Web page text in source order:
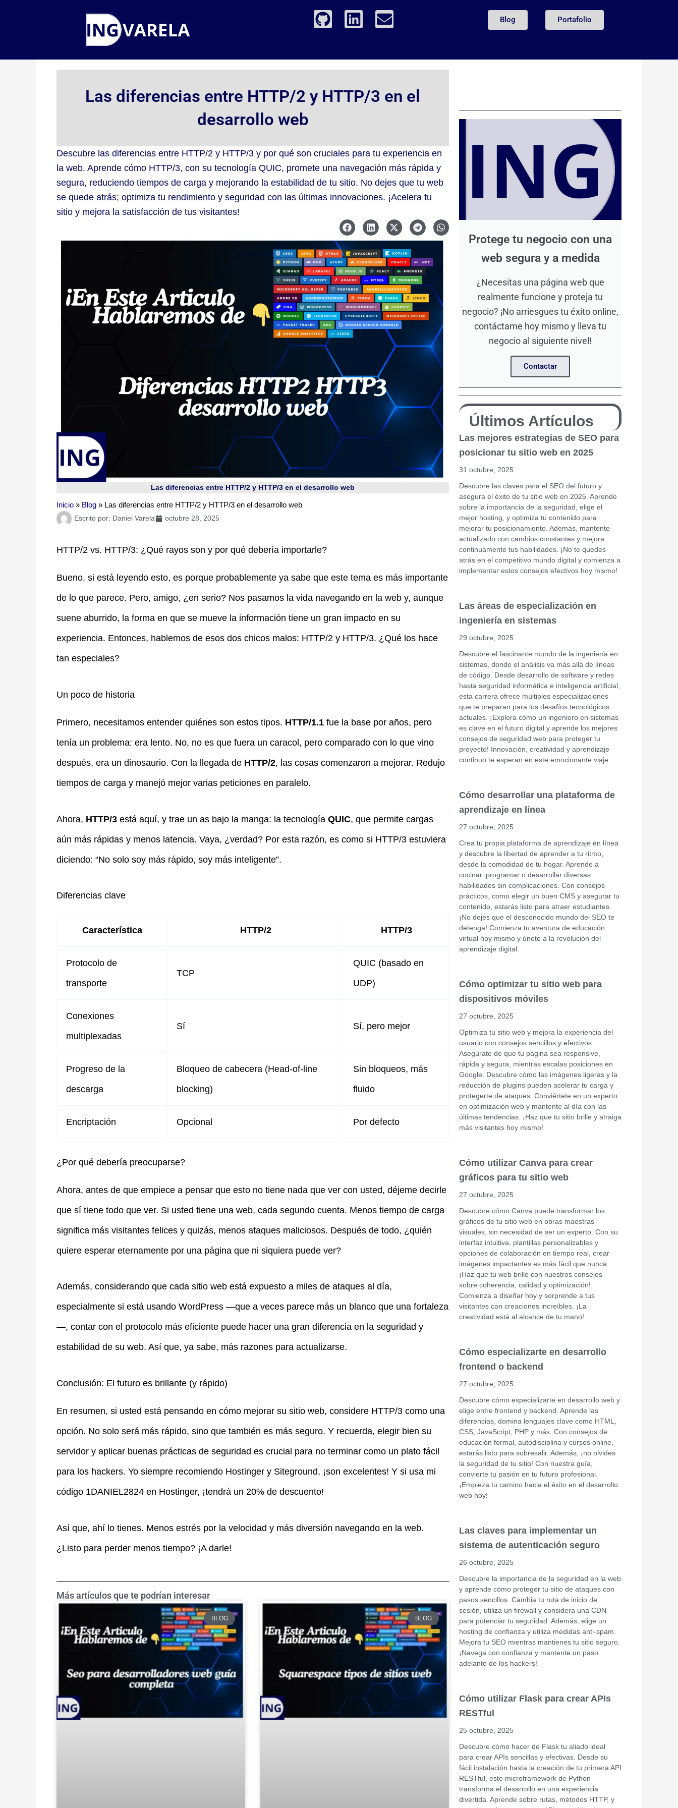
G
i
h
b
L
i
k
d
i
E
n
e
o
p
Blog Portafolio
Las diferencias entre HTTP/2 y HTTP/3 en el
desarrollo web
Descubre las diferencias entre HTTP/2 y HTTP/3 y por qué son cruciales para tu experiencia en
la web. Aprende cómo HTTP/3, con su tecnología QUIC, promete una navegación más rápida y
segura, reduciendo tiempos de carga y mejorando la estabilidad de tu sitio. No dejes que tu web
se quede atrás; optimiza tu rendimiento y seguridad con las últimas innovaciones. ¡Acelera tu
sitio y mejora la satisfacción de tus visitantes!
Las diferencias entre HTTP/2 y HTTP/3 en el desarrollo web
Inicio » Blog » Las diferencias entre HTTP/2 y HTTP/3 en el desarrollo web
Escrito por: Daniel Varela octubre 28, 2025
HTTP/2 vs. HTTP/3: ¿Qué rayos son y por qué debería importarle?
Bueno, si está leyendo esto, es porque probablemente ya sabe que este tema es más importante
de lo que parece. Pero, amigo, ¿en serio? Nos pasamos la vida navegando en la web y, aunque
suene aburrido, la forma en que se mueve la información tiene un gran impacto en su
experiencia. Entonces, hablemos de esos dos chicos malos: HTTP/2 y HTTP/3. ¿Qué los hace
tan especiales?
Un poco de historia
Primero, necesitamos entender quiénes son estos tipos. HTTP/1.1 fue la base por años, pero
tenía un problema: era lento. No, no es que fuera un caracol, pero comparado con lo que vino
después, era un dinosaurio. Con la llegada de HTTP/2, las cosas comenzaron a mejorar. Redujo
tiempos de carga y manejó mejor varias peticiones en paralelo.
Ahora, HTTP/3 está aquí, y trae un as bajo la manga: la tecnología QUIC, que permite cargas
aún más rápidas y menos latencia. Vaya, ¿verdad? Por esta razón, es como si HTTP/3 estuviera
diciendo: “No solo soy más rápido, soy más inteligente”.
Diferencias clave
Característica HTTP/2 HTTP/3
Protocolo de
transporte
TCP
QUIC (basado en
UDP)
Conexiones
multiplexadas
Sí Sí, pero mejor
Progreso de la
descarga
Bloqueo de cabecera (Head-of-line
blocking)
Sin bloqueos, más
fluido
Encriptación Opcional Por defecto
¿Por qué debería preocuparse?
Ahora, antes de que empiece a pensar que esto no tiene nada que ver con usted, déjeme decirle
que sí tiene todo que ver. Si usted tiene una web, cada segundo cuenta. Menos tiempo de carga
significa más visitantes felices y quizás, menos ataques maliciosos. Después de todo, ¿quién
quiere esperar eternamente por una página que ni siquiera puede ver?
Además, considerando que cada sitio web está expuesto a miles de ataques al día,
especialmente si está usando WordPress —que a veces parece más un blanco que una fortaleza
—, contar con el protocolo más eficiente puede hacer una gran diferencia en la seguridad y
estabilidad de su web. Así que, ya sabe, más razones para actualizarse.
Conclusión: El futuro es brillante (y rápido)
En resumen, si usted está pensando en cómo mejorar su sitio web, considere HTTP/3 como una
opción. No solo será más rápido, sino que también es más seguro. Y recuerda, elegir bien su
servidor y aplicar buenas prácticas de seguridad es crucial para no terminar como un plato fácil
para los hackers. Yo siempre recomiendo Hostinger y Siteground, ¡son excelentes! Y si usa mi
código 1DANIEL2824 en Hostinger, ¡tendrá un 20% de descuento!
Así que, ahí lo tienes. Menos estrés por la velocidad y más diversión navegando en la web.
¿Listo para perder menos tiempo? ¡A darle!
Más artículos que te podrían interesar
BLOG BLOG
Protege tu negocio con una
web segura y a medida
¿Necesitas una página web que
realmente funcione y proteja tu
negocio? ¡No arriesgues tu éxito online,
contáctame hoy mismo y lleva tu
negocio al siguiente nivel!
Contactar
Últimos Artículos
Las mejores estrategias de SEO para
posicionar tu sitio web en 2025
31 octubre, 2025
Descubre las claves para el SEO del futuro y
asegura el éxito de tu sitio web en 2025. Aprende
sobre la importancia de la seguridad, elige el
mejor hosting, y optimiza tu contenido para
mejorar tu posicionamiento. Además, mantente
actualizado con cambios constantes y mejora
continuamente tus habilidades. ¡No te quedes
atrás en el competitivo mundo digital y comienza a
implementar estos consejos efectivos hoy mismo!
Las áreas de especialización en
ingeniería en sistemas
29 octubre, 2025
Descubre el fascinante mundo de la ingeniería en
sistemas, donde el análisis va más allá de líneas
de código. Desde desarrollo de software y redes
hasta seguridad informática e inteligencia artificial,
esta carrera ofrece múltiples especializaciones
que te preparan para los desafíos tecnológicos
actuales. ¡Explora cómo un ingeniero en sistemas
es clave en el futuro digital y aprende los mejores
consejos de seguridad web para proteger tu
proyecto! Innovación, creatividad y aprendizaje
continuo te esperan en este emocionante viaje.
Cómo desarrollar una plataforma de
aprendizaje en línea
27 octubre, 2025
Crea tu propia plataforma de aprendizaje en línea
y descubre la libertad de aprender a tu ritmo,
desde la comodidad de tu hogar. Aprende a
cocinar, programar o desarrollar diversas
habilidades sin complicaciones. Con consejos
prácticos, como elegir un buen CMS y asegurar tu
contenido, estarás listo para atraer estudiantes.
¡No dejes que el desconocido mundo del SEO te
detenga! Comienza tu aventura de educación
virtual hoy mismo y únete a la revolución del
aprendizaje digital.
Cómo optimizar tu sitio web para
dispositivos móviles
27 octubre, 2025
Optimiza tu sitio web y mejora la experiencia del
usuario con consejos sencillos y efectivos.
Asegúrate de que tu página sea responsive,
rápida y segura, mientras escalas posiciones en
Google. Descubre cómo las imágenes ligeras y la
reducción de plugins pueden acelerar tu carga y
protegerte de ataques. Conviértete en un experto
en optimización web y mantente al día con las
últimas tendencias. ¡Haz que tu sitio brille y atraiga
más visitantes hoy mismo!
Cómo utilizar Canva para crear
gráficos para tu sitio web
27 octubre, 2025
Descubre cómo Canva puede transformar los
gráficos de tu sitio web en obras maestras
visuales, sin necesidad de ser un experto. Con su
interfaz intuitiva, plantillas personalizables y
opciones de colaboración en tiempo real, crear
imágenes impactantes es más fácil que nunca.
¡Haz que tu web brille con nuestros consejos
sobre coherencia, calidad y optimización!
Comienza a diseñar hoy y sorprende a tus
visitantes con creaciones increíbles. ¡La
creatividad está al alcance de tu mano!
Cómo especializarte en desarrollo
frontend o backend
27 octubre, 2025
Descubre cómo especializarte en desarrollo web y
elige entre frontend y backend. Aprende las
diferencias, domina lenguajes clave como HTML,
CSS, JavaScript, PHP y más. Con consejos de
educación formal, autodisciplina y cursos online,
estarás listo para sobresalir. Además, ¡no olvides
la seguridad de tu sitio! Con nuestra guía,
convierte tu pasión en tu futuro profesional.
¡Empieza tu camino hacia el éxito en el desarrollo
web hoy!
Las claves para implementar un
sistema de autenticación seguro
26 octubre, 2025
Descubre la importancia de la seguridad en la web
y aprende cómo proteger tu sitio de ataques con
pasos sencillos. Cambia tu ruta de inicio de
sesión, utiliza un firewall y considera una CDN
para potenciar tu seguridad. Además, elige un
hosting de confianza y utiliza medidas anti-spam.
Mejora tu SEO mientras mantienes tu sitio seguro.
¡Navega con confianza y mantente un paso
adelante de los hackers!
Cómo utilizar Flask para crear APIs
RESTful
25 octubre, 2025
Descubre cómo hacer de Flask tu aliado ideal
para crear APIs sencillas y efectivas. Desde su
fácil instalación hasta la creación de tu primera API
RESTful, este microframework de Python
transforma el desarrollo en una experiencia
divertida. Aprende sobre rutas, métodos HTTP, y